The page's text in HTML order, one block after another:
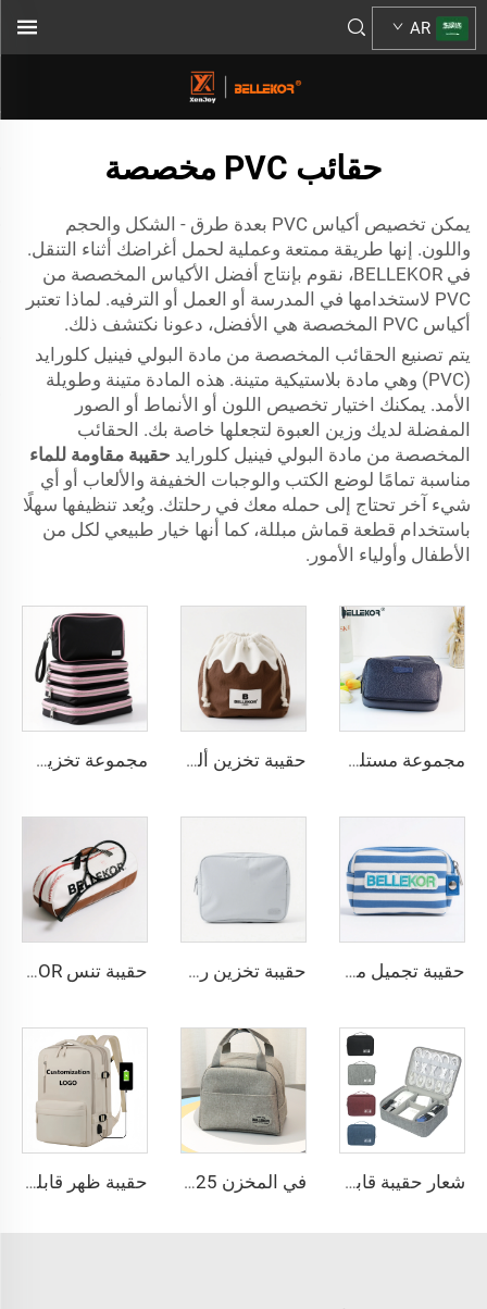
AR
حقائب PVC مخصصة
يمكن تخصيص أكياس PVC بعدة طرق - الشكل والحجم
واللون. إنها طريقة ممتعة وعملية لحمل أغراضك أثناء التنقل.
في BELLEKOR، نقوم بإنتاج أفضل الأكياس المخصصة من
PVC لاستخدامها في المدرسة أو العمل أو الترفيه. لماذا تعتبر
أكياس PVC المخصصة هي الأفضل، دعونا نكتشف ذلك.
يتم تصنيع الحقائب المخصصة من مادة البولي فينيل كلورايد
(PVC) وهي مادة بلاستيكية متينة. هذه المادة متينة وطويلة
الأمد. يمكنك اختيار تخصيص اللون أو الأنماط أو الصور
المفضلة لديك وزين العبوة لتجعلها خاصة بك. الحقائب
المخصصة من مادة البولي فينيل كلورايد حقيبة مقاومة للماء
مناسبة تمامًا لوضع الكتب والوجبات الخفيفة والألعاب أو أي
شيء آخر تحتاج إلى حمله معك في رحلتك. ويُعد تنظيفها سهلًا
باستخدام قطعة قماش مبللة، كما أنها خيار طبيعي لكل من
الأطفال وأولياء الأمور.
مجموعة مستلزمات سفر أنيقة من BELLEKOR للطيران حقيبة تخزين ألعاب من BELLEKOR (الإصدار بسعة كبيرة قابل للطي) مجموعة تخزين سفر من BELLEKOR
حقيبة تجميل مطرزة بنمط شريط BELLEKOR حقيبة تخزين رقمية من BELLEKOR (النسخة متعددة الوظائف والقابلة للنقل) حقيبة تنس BELLEKOR - التخصيص الحصري يعزز العلامة التجارية طوال العملية من التصميم إلى التوصيل
شعار حقيبة قابلة للتخصيص، حقيبة منظمة محمولة للسفر لحفظ سماعات الرأس والإلكترونيات والإكسسوارات الكهربائية ومنظم الأسلاك وحقيبة تخزين في المخزن 2025: حقيبة بيك닉 عازلة حرارياً ومصنوعة من الألمنيوم السميك مخصصة للأطفال والطلاب لحفظ الطعام الساخن أو البارد، متاحة للتخصيص من المصنع حقيبة ظهر قابلة للتوسيع مصنوعة من النيلون بسعة كبيرة مضادة للسرقة مخصصة للسفر الجوي تصلح كحقيبة يد تحتوي على مكان للكمبيوتر المحمول للرجال والنساء